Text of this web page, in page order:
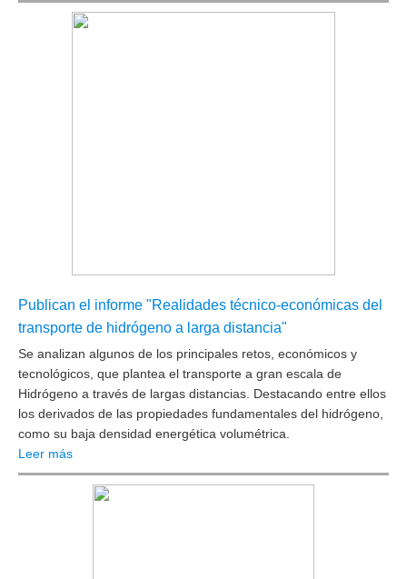
Publican el informe "Realidades técnico-económicas del
transporte de hidrógeno a larga distancia"
Se analizan algunos de los principales retos, económicos y
tecnológicos, que plantea el transporte a gran escala de
Hidrógeno a través de largas distancias. Destacando entre ellos
los derivados de las propiedades fundamentales del hidrógeno,
como su baja densidad energética volumétrica.
Leer más